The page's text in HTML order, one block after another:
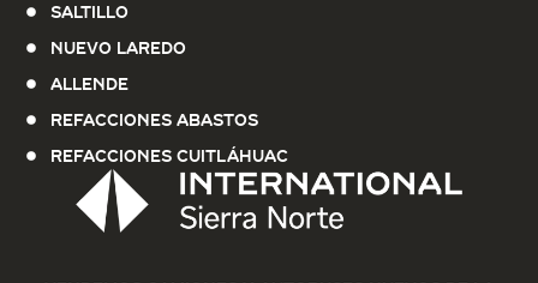
Saltillo
Nuevo Laredo
Allende
Refacciones Abastos
Refacciones Cuitláhuac